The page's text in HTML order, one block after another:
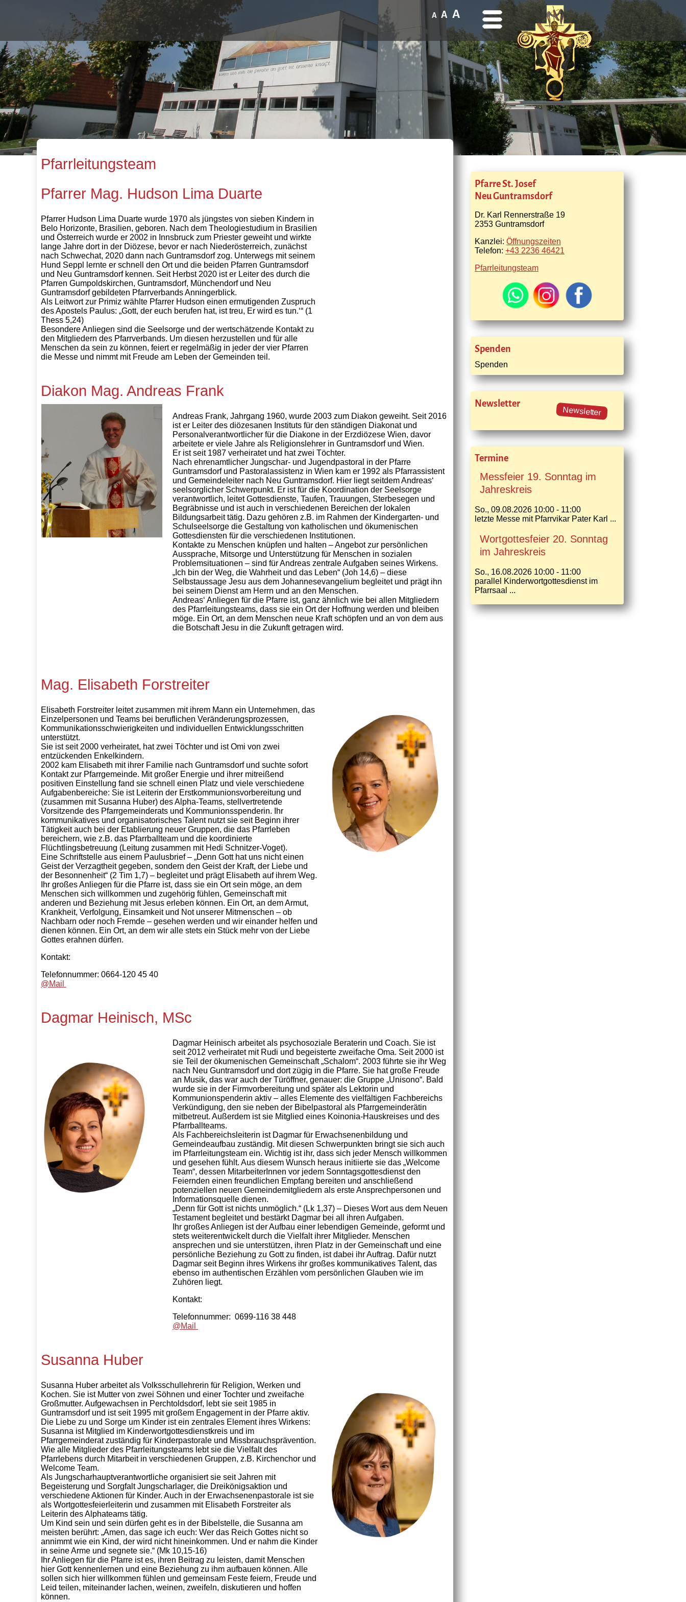
A A A
Pfarrleitungsteam
Pfarrer Mag. Hudson Lima Duarte
Pfarrer Hudson Lima Duarte wurde 1970 als jüngstes von sieben Kindern in
Belo Horizonte, Brasilien, geboren. Nach dem Theologiestudium in Brasilien
und Österreich wurde er 2002 in Innsbruck zum Priester geweiht und wirkte
lange Jahre dort in der Diözese, bevor er nach Niederösterreich, zunächst
nach Schwechat, 2020 dann nach Guntramsdorf zog. Unterwegs mit seinem
Hund Seppl lernte er schnell den Ort und die beiden Pfarren Guntramsdorf
und Neu Guntramsdorf kennen. Seit Herbst 2020 ist er Leiter des durch die
Pfarren Gumpoldskirchen, Guntramsdorf, Münchendorf und Neu
Guntramsdorf gebildeten Pfarrverbands Anningerblick.
Als Leitwort zur Primiz wählte Pfarrer Hudson einen ermutigenden Zuspruch
des Apostels Paulus: „Gott, der euch berufen hat, ist treu, Er wird es tun.‘“ (1
Thess 5,24)
Besondere Anliegen sind die Seelsorge und der wertschätzende Kontakt zu
den Mitgliedern des Pfarrverbands. Um diesen herzustellen und für alle
Menschen da sein zu können, feiert er regelmäßig in jeder der vier Pfarren
die Messe und nimmt mit Freude am Leben der Gemeinden teil.
Diakon Mag. Andreas Frank
Andreas Frank, Jahrgang 1960, wurde 2003 zum Diakon geweiht. Seit 2016
ist er Leiter des diözesanen Instituts für den ständigen Diakonat und
Personalverantwortlicher für die Diakone in der Erzdiözese Wien, davor
arbeitete er viele Jahre als Religionslehrer in Guntramsdorf und Wien.
Er ist seit 1987 verheiratet und hat zwei Töchter.
Nach ehrenamtlicher Jungschar- und Jugendpastoral in der Pfarre
Guntramsdorf und Pastoralassistenz in Wien kam er 1992 als Pfarrassistent
und Gemeindeleiter nach Neu Guntramsdorf. Hier liegt seitdem Andreas‘
seelsorglicher Schwerpunkt. Er ist für die Koordination der Seelsorge
verantwortlich, leitet Gottesdienste, Taufen, Trauungen, Sterbesegen und
Begräbnisse und ist auch in verschiedenen Bereichen der lokalen
Bildungsarbeit tätig. Dazu gehören z.B. im Rahmen der Kindergarten- und
Schulseelsorge die Gestaltung von katholischen und ökumenischen
Gottesdiensten für die verschiedenen Institutionen.
Kontakte zu Menschen knüpfen und halten – Angebot zur persönlichen
Aussprache, Mitsorge und Unterstützung für Menschen in sozialen
Problemsituationen – sind für Andreas zentrale Aufgaben seines Wirkens.
„Ich bin der Weg, die Wahrheit und das Leben“ (Joh 14,6) – diese
Selbstaussage Jesu aus dem Johannesevangelium begleitet und prägt ihn
bei seinem Dienst am Herrn und an den Menschen.
Andreas‘ Anliegen für die Pfarre ist, ganz ähnlich wie bei allen Mitgliedern
des Pfarrleitungsteams, dass sie ein Ort der Hoffnung werden und bleiben
möge. Ein Ort, an dem Menschen neue Kraft schöpfen und an von dem aus
die Botschaft Jesu in die Zukunft getragen wird.
Mag. Elisabeth Forstreiter
Elisabeth Forstreiter leitet zusammen mit ihrem Mann ein Unternehmen, das
Einzelpersonen und Teams bei beruflichen Veränderungsprozessen,
Kommunikationsschwierigkeiten und individuellen Entwicklungsschritten
unterstützt.
Sie ist seit 2000 verheiratet, hat zwei Töchter und ist Omi von zwei
entzückenden Enkelkindern.
2002 kam Elisabeth mit ihrer Familie nach Guntramsdorf und suchte sofort
Kontakt zur Pfarrgemeinde. Mit großer Energie und ihrer mitreißend
positiven Einstellung fand sie schnell einen Platz und viele verschiedene
Aufgabenbereiche: Sie ist Leiterin der Erstkommunionsvorbereitung und
(zusammen mit Susanna Huber) des Alpha-Teams, stellvertretende
Vorsitzende des Pfarrgemeinderats und Kommunionsspenderin. Ihr
kommunikatives und organisatorisches Talent nutzt sie seit Beginn ihrer
Tätigkeit auch bei der Etablierung neuer Gruppen, die das Pfarrleben
bereichern, wie z.B. das Pfarrballteam und die koordinierte
Flüchtlingsbetreuung (Leitung zusammen mit Hedi Schnitzer-Voget).
Eine Schriftstelle aus einem Paulusbrief – „Denn Gott hat uns nicht einen
Geist der Verzagtheit gegeben, sondern den Geist der Kraft, der Liebe und
der Besonnenheit“ (2 Tim 1,7) – begleitet und prägt Elisabeth auf ihrem Weg.
Ihr großes Anliegen für die Pfarre ist, dass sie ein Ort sein möge, an dem
Menschen sich willkommen und zugehörig fühlen, Gemeinschaft mit
anderen und Beziehung mit Jesus erleben können. Ein Ort, an dem Armut,
Krankheit, Verfolgung, Einsamkeit und Not unserer Mitmenschen – ob
Nachbarn oder noch Fremde – gesehen werden und wir einander helfen und
dienen können. Ein Ort, an dem wir alle stets ein Stück mehr von der Liebe
Gottes erahnen dürfen.
Kontakt:
Telefonnummer: 0664-120 45 40
@Mail
Dagmar Heinisch, MSc
Dagmar Heinisch arbeitet als psychosoziale Beraterin und Coach. Sie ist
seit 2012 verheiratet mit Rudi und begeisterte zweifache Oma. Seit 2000 ist
sie Teil der ökumenischen Gemeinschaft „Schalom“. 2003 führte sie ihr Weg
nach Neu Guntramsdorf und dort zügig in die Pfarre. Sie hat große Freude
an Musik, das war auch der Türöffner, genauer: die Gruppe „Unisono“. Bald
wurde sie in der Firmvorbereitung und später als Lektorin und
Kommunionspenderin aktiv – alles Elemente des vielfältigen Fachbereichs
Verkündigung, den sie neben der Bibelpastoral als Pfarrgemeinderätin
mitbetreut. Außerdem ist sie Mitglied eines Koinonia-Hauskreises und des
Pfarrballteams.
Als Fachbereichsleiterin ist Dagmar für Erwachsenenbildung und
Gemeindeaufbau zuständig. Mit diesen Schwerpunkten bringt sie sich auch
im Pfarrleitungsteam ein. Wichtig ist ihr, dass sich jeder Mensch willkommen
und gesehen fühlt. Aus diesem Wunsch heraus initiierte sie das „Welcome
Team“, dessen MitarbeiterInnen vor jedem Sonntagsgottesdienst den
Feiernden einen freundlichen Empfang bereiten und anschließend
potenziellen neuen Gemeindemitgliedern als erste Ansprechpersonen und
Informationsquelle dienen.
„Denn für Gott ist nichts unmöglich.“ (Lk 1,37) – Dieses Wort aus dem Neuen
Testament begleitet und bestärkt Dagmar bei all ihren Aufgaben.
Ihr großes Anliegen ist der Aufbau einer lebendigen Gemeinde, geformt und
stets weiterentwickelt durch die Vielfalt ihrer Mitglieder. Menschen
ansprechen und sie unterstützen, ihren Platz in der Gemeinschaft und eine
persönliche Beziehung zu Gott zu finden, ist dabei ihr Auftrag. Dafür nutzt
Dagmar seit Beginn ihres Wirkens ihr großes kommunikatives Talent, das
ebenso im authentischen Erzählen vom persönlichen Glauben wie im
Zuhören liegt.
Kontakt:
Telefonnummer: 0699-116 38 448
@Mail
Susanna Huber
Susanna Huber arbeitet als Volksschullehrerin für Religion, Werken und
Kochen. Sie ist Mutter von zwei Söhnen und einer Tochter und zweifache
Großmutter. Aufgewachsen in Perchtoldsdorf, lebt sie seit 1985 in
Guntramsdorf und ist seit 1995 mit großem Engagement in der Pfarre aktiv.
Die Liebe zu und Sorge um Kinder ist ein zentrales Element ihres Wirkens:
Susanna ist Mitglied im Kinderwortgottesdienstkreis und im
Pfarrgemeinderat zuständig für Kinderpastorale und Missbrauchsprävention.
Wie alle Mitglieder des Pfarrleitungsteams lebt sie die Vielfalt des
Pfarrlebens durch Mitarbeit in verschiedenen Gruppen, z.B. Kirchenchor und
Welcome Team.
Als Jungscharhauptverantwortliche organisiert sie seit Jahren mit
Begeisterung und Sorgfalt Jungscharlager, die Dreikönigsaktion und
verschiedene Aktionen für Kinder. Auch in der Erwachsenenpastorale ist sie
als Wortgottesfeierleiterin und zusammen mit Elisabeth Forstreiter als
Leiterin des Alphateams tätig.
Um Kind sein und sein dürfen geht es in der Bibelstelle, die Susanna am
meisten berührt: „Amen, das sage ich euch: Wer das Reich Gottes nicht so
annimmt wie ein Kind, der wird nicht hineinkommen. Und er nahm die Kinder
in seine Arme und segnete sie.“ (Mk 10,15-16)
Ihr Anliegen für die Pfarre ist es, ihren Beitrag zu leisten, damit Menschen
hier Gott kennenlernen und eine Beziehung zu ihm aufbauen können. Alle
sollen sich hier willkommen fühlen und gemeinsam Feste feiern, Freude und
Leid teilen, miteinander lachen, weinen, zweifeln, diskutieren und hoffen
können.
Pfarre St. Josef
Neu Guntramsdorf
Dr. Karl Rennerstraße 19
2353 Guntramsdorf
Kanzlei: Öffnungszeiten
Telefon: +43 2236 46421
Pfarrleitungsteam
Spenden
Spenden
Newsletter
Newsletter
Termine
Messfeier 19. Sonntag im
Jahreskreis
So., 09.08.2026 10:00 - 11:00
letzte Messe mit Pfarrvikar Pater Karl ...
Wortgottesfeier 20. Sonntag
im Jahreskreis
So., 16.08.2026 10:00 - 11:00
parallel Kinderwortgottesdienst im
Pfarrsaal ...